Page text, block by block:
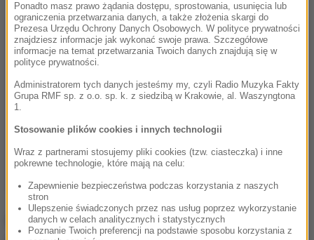
Problemy zdrowotne nie omijają także jego żony. W
Ponadto masz prawo żądania dostępu, sprostowania, usunięcia lub
ograniczenia przetwarzania danych, a także złożenia skargi do
Prezesa Urzędu Ochrony Danych Osobowych. W polityce prywatności
znajdziesz informacje jak wykonać swoje prawa. Szczegółowe
informacje na temat przetwarzania Twoich danych znajdują się w
polityce prywatności.
Administratorem tych danych jesteśmy my, czyli Radio Muzyka Fakty
Grupa RMF sp. z o.o. sp. k. z siedzibą w Krakowie, al. Waszyngtona
1.
Stosowanie plików cookies i innych technologii
Wraz z partnerami stosujemy pliki cookies (tzw. ciasteczka) i inne
pokrewne technologie, które mają na celu:
Zapewnienie bezpieczeństwa podczas korzystania z naszych
stron
Ulepszenie świadczonych przez nas usług poprzez wykorzystanie
danych w celach analitycznych i statystycznych
Poznanie Twoich preferencji na podstawie sposobu korzystania z